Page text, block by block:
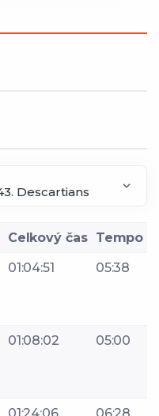
Celkový čas Tempo
01:04:51 05:38
01:08:02 05:00